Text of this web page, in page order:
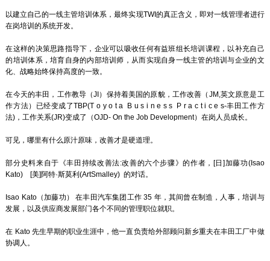
以建立自己的一线主管培训体系，最终实现TWI的真正含义，即对一线管理者进行
在岗培训的系统开发。
在这样的决策思路指导下，企业可以吸收任何有益班组长培训课程，以补充自己
的培训体系，培育自身的内部培训师，从而实现自身一线主管的培训与企业的文
化、战略始终保持高度的一致。
在今天的丰田，工作教导（JI）保持着美国的原貌，工作改善（JM,英文原意是工
作方法）已经变成了TBP(T o y o t a B u s i n e s s P r a c t i c e s-丰田工作方
法)，工作关系(JR)变成了（OJD- On the Job Development）在岗人员成长。
可见，哪里有什么原汁原味，改善才是硬道理。
部分史料来自于《丰田持续改善法:改善的六个步骤》的作者，[日]加藤功(Isao
Kato) [美]阿特·斯莫利(ArtSmalley) 的对话。
Isao Kato（加藤功） 在丰田汽车集团工作 35 年，其间曾在制造，人事，培训与
发展，以及供应商发展部门各个不同的管理职位就职。
在 Kato 先生早期的职业生涯中，他一直负责给外部顾问新乡重夫在丰田工厂中做
协调人。